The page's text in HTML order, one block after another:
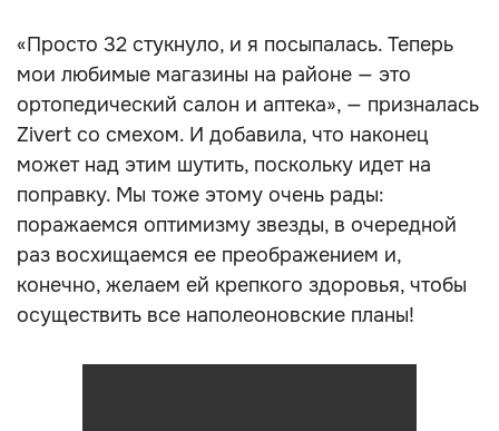
«Просто 32 стукнуло, и я посыпалась. Теперь
мои любимые магазины на районе — это
ортопедический салон и аптека», — призналась
Zivert со смехом. И добавила, что наконец
может над этим шутить, поскольку идет на
поправку. Мы тоже этому очень рады:
поражаемся оптимизму звезды, в очередной
раз восхищаемся ее преображением и,
конечно, желаем ей крепкого здоровья, чтобы
осуществить все наполеоновские планы!